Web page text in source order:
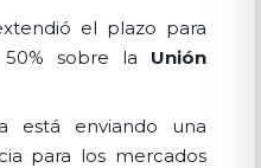
el plazo para
sobre la Unión
está enviando una
para los mercados